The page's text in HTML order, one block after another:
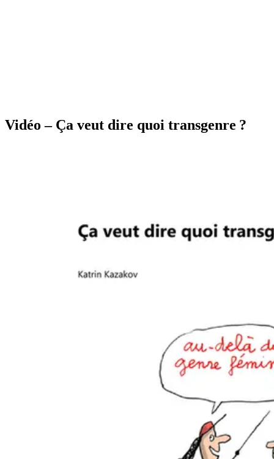
Vidéo – Ça veut dire quoi transgenre ?